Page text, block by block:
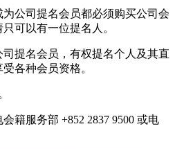
公司提名会员都必须购买公司会
可以有一位提名人。
提名会员，有权提名个人及其直
各种会员资格。
籍服务部 +852 2837 9500 或电